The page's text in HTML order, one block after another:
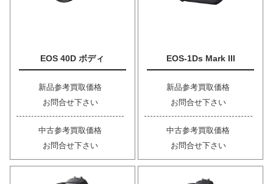
EOS 40D ボディ
新品参考買取価格
お問合せ下さい
中古参考買取価格
お問合せ下さい
EOS-1Ds Mark III
新品参考買取価格
お問合せ下さい
中古参考買取価格
お問合せ下さい